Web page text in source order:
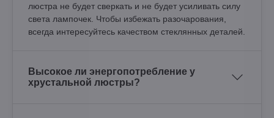
люстра не будет сверкать и не будет усиливать силу
света лампочек. Чтобы избежать разочарования,
всегда интересуйтесь качеством стеклянных деталей.
Высокое ли энергопотребление у
хрустальной люстры?